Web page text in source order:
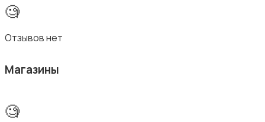
🧐
Отзывов нет
Магазины
🧐